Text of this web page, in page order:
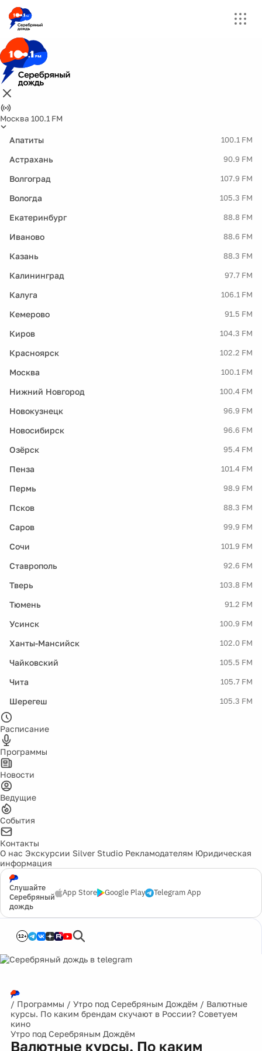
Москва 100.1 FM
Апатиты 100.1 FM
Астрахань 90.9 FM
Волгоград 107.9 FM
Вологда 105.3 FM
Екатеринбург 88.8 FM
Иваново 88.6 FM
Казань 88.3 FM
Калининград 97.7 FM
Калуга 106.1 FM
Кемерово 91.5 FM
Киров 104.3 FM
Красноярск 102.2 FM
Москва 100.1 FM
Нижний Новгород 100.4 FM
Новокузнецк 96.9 FM
Новосибирск 96.6 FM
Озёрск 95.4 FM
Пенза 101.4 FM
Пермь 98.9 FM
Псков 88.3 FM
Саров 99.9 FM
Сочи 101.9 FM
Ставрополь 92.6 FM
Тверь 103.8 FM
Тюмень 91.2 FM
Усинск 100.9 FM
Ханты-Мансийск 102.0 FM
Чайковский 105.5 FM
Чита 105.7 FM
Шерегеш 105.3 FM
Расписание
Программы
Новости
Ведущие
События
Контакты
О нас Экскурсии Silver Studio Рекламодателям Юридическая
информация
Слушайте
Серебряный
дождь
App Store Google Play Telegram App
12+
/ Программы / Утро под Серебряным Дождём / Валютные
курсы. По каким брендам скучают в России? Советуем
кино
Утро под Серебряным Дождём
Валютные курсы. По каким